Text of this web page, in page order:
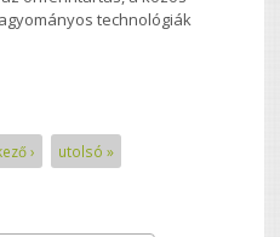
technológiák
› utolsó »